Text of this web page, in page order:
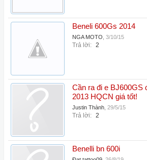
Beneli 600Gs 2014
NGA MOTO 3/10/15
Trả lời: 2
Cần ra đi e BJ600GS
2013 HQCN giá tốt!
Justin Thành 29/5/15
Trả lời: 2
Benelli bn 600i